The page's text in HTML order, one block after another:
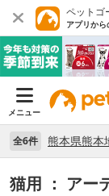
ペットゴ
アプリか
メニュー
全6件
猫用 ： アー